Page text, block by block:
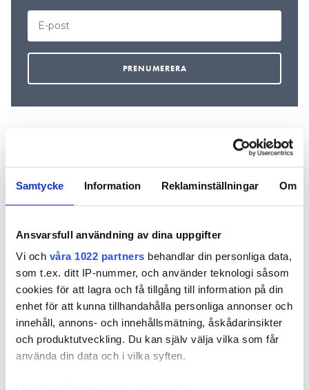
Samtycke Information Reklaminställningar Om
Ansvarsfull användning av dina uppgifter
Vi och våra 1022 partners behandlar din personliga data,
som t.ex. ditt IP-nummer, och använder teknologi såsom
cookies för att lagra och få tillgång till information på din
enhet för att kunna tillhandahålla personliga annonser och
innehåll, annons- och innehållsmätning, åskådarinsikter
och produktutveckling. Du kan själv välja vilka som får
använda din data och i vilka syften.
Energiexperten
satsar på
flispanna:
”Betydligt
billigare och
bättre än el”
Värm
varmvattnet med
luft i stället för el
Vi
för